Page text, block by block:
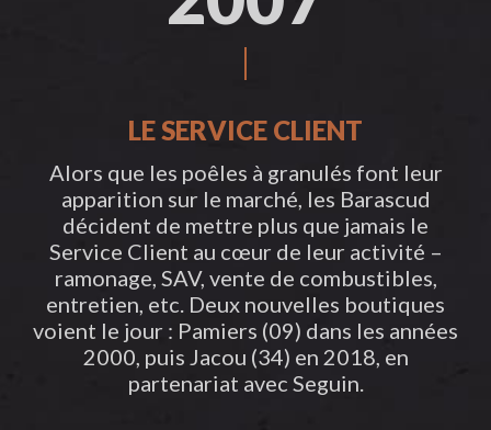
LE SERVICE CLIENT
Alors que les poêles à granulés font leur
apparition sur le marché, les Barascud
décident de mettre plus que jamais le
Service Client au cœur de leur activité –
ramonage, SAV, vente de combustibles,
entretien, etc. Deux nouvelles boutiques
voient le jour : Pamiers (09) dans les années
2000, puis Jacou (34) en 2018, en
partenariat avec Seguin.